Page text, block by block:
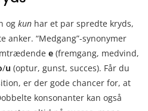
og kun har et par spredte kryds,
anker. “Medgang”-synonymer
e (fremgang, medvind,
/u (optur, gunst, succes). Får du
er der gode chancer for, at
konsonanter kan også